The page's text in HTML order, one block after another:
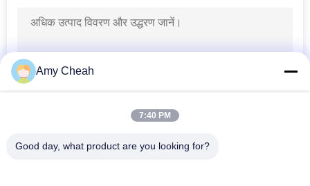
वायरलेस संचार नेटवर्क
15
Amy Cheah
7:40 PM
Good day, what product are you looking for?